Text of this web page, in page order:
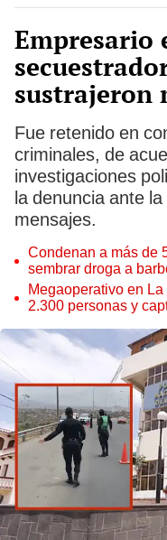
Empresario
sustrajeron
Fue retenido en
criminales, de
investigaciones
la denuncia ante
mensajes.
Condenan a más de
sembrar droga a
Megaoperativo en
2.300 personas y